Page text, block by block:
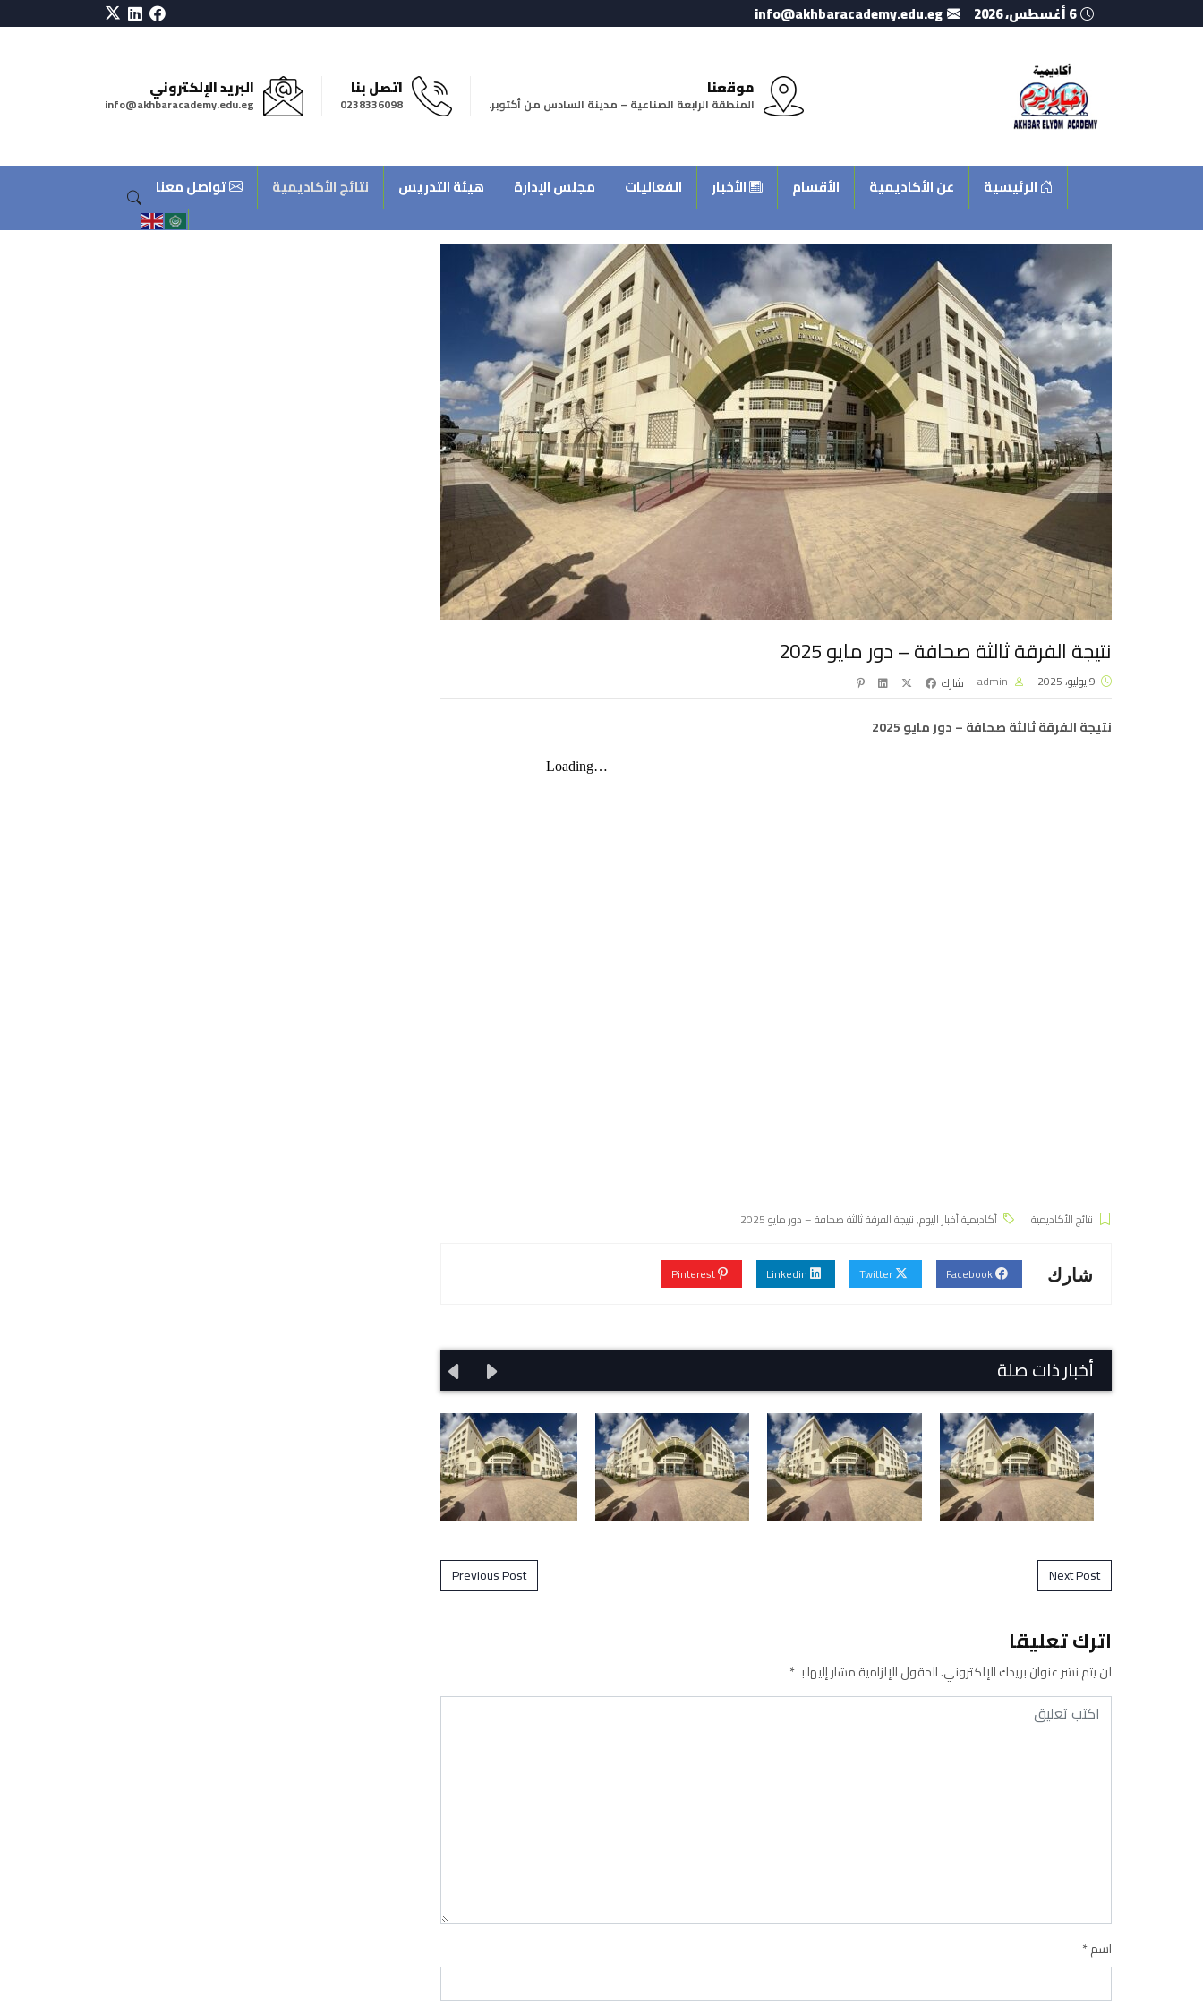
6 أغسطس، 2026 info@akhbaracademy.edu.eg
موقعنا
المنطقة الرابعة الصناعية – مدينة السادس من أكتوبر.
اتصل بنا
0238336098
البريد الإلكتروني
info@akhbaracademy.edu.eg
الرئيسية عن الأكاديمية الأقسام الأخبار الفعاليات مجلس الإدارة هيئة التدريس نتائج الأكاديمية تواصل معنا
نتيجة الفرقة ثالثة صحافة – دور مايو 2025
admin شارك
نتيجة الفرقة ثالثة صحافة – دور مايو 2025
نتائج الأكاديمية أكاديمية أخبار اليوم,نتيجة الفرقة ثالثة صحافة – دور مايو 2025
شارك Twitter
أخبار ذات صلة
Post navigation
Previous Post Next Post
اترك تعليقا
لن يتم نشر عنوان بريدك الإلكتروني.الحقول الإلزامية مشار إليها بـ*
اسم*